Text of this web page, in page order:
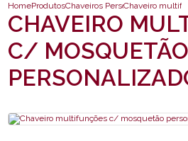
HomeProdutosChaveiros Personalizados com
Chaveiro
CHAVEIRO
C/ MOSQUETÃO